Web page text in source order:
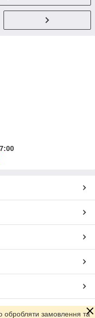
обробляти замовлення та